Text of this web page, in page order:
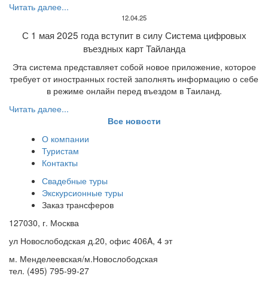
Читать далее...
12.04.25
С 1 мая 2025 года вступит в силу Система цифровых
въездных карт Тайланда
Эта система представляет собой новое приложение, которое
требует от иностранных гостей заполнять информацию о себе
в режиме онлайн перед въездом в Таиланд.
Читать далее...
Все новости
О компании
Туристам
Контакты
Свадебные туры
Экскурсионные туры
Заказ трансферов
127030, г. Москва
ул Новослободская д.20, офис 406A, 4 эт
м. Менделеевская/м.Новослободская
тел. (495) 795-99-27